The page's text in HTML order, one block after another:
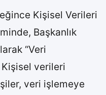
Kişisel Verileri
Başkanlık
“Veri
Kişisel verileri
veri işlemeye